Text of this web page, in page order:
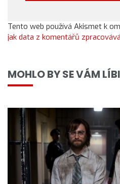
Tento web používá Akismet k
jak data z komentářů
MOHLO BY SE VÁM